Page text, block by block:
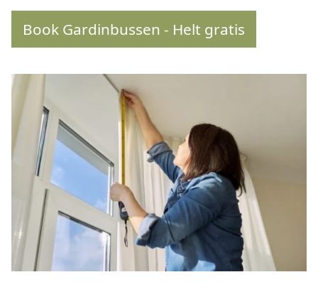
Book Gardinbussen - Helt gratis